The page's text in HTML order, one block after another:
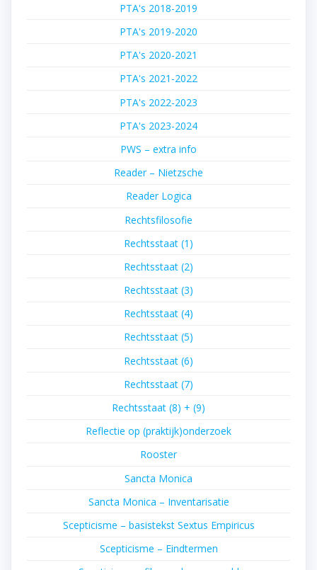
PTA's 2018-2019
PTA's 2019-2020
PTA's 2020-2021
PTA's 2021-2022
PTA's 2022-2023
PTA's 2023-2024
PWS – extra info
Reader – Nietzsche
Reader Logica
Rechtsfilosofie
Rechtsstaat (1)
Rechtsstaat (2)
Rechtsstaat (3)
Rechtsstaat (4)
Rechtsstaat (5)
Rechtsstaat (6)
Rechtsstaat (7)
Rechtsstaat (8) + (9)
Reflectie op (praktijk)onderzoek
Rooster
Sancta Monica
Sancta Monica – Inventarisatie
Scepticisme – basistekst Sextus Empiricus
Scepticisme – Eindtermen